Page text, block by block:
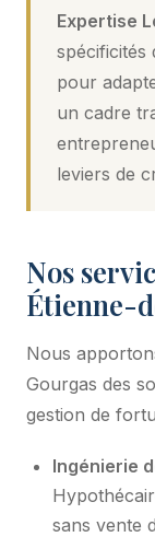
Expertise
spécificités
pour
un cadre
leviers de
Nos
Étienne-
Nous
Gourgas des
gestion de
Ingénierie
sans vente